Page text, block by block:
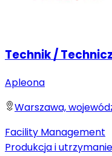
Technik /
Apleona
Warszawa,
Facility Management
Produkcja i